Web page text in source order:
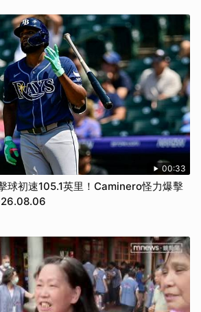
00:33
球初速105.1英里！Caminero怪力爆擊